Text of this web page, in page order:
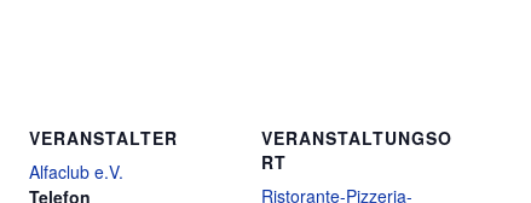
VERANSTALTER
Alfaclub e.V.
Telefon
VERANSTALTUNGSO
RT
Ristorante-Pizzeria-